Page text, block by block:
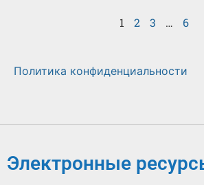
1 2 3 … 6
Политика конфиденциальности
Электронные